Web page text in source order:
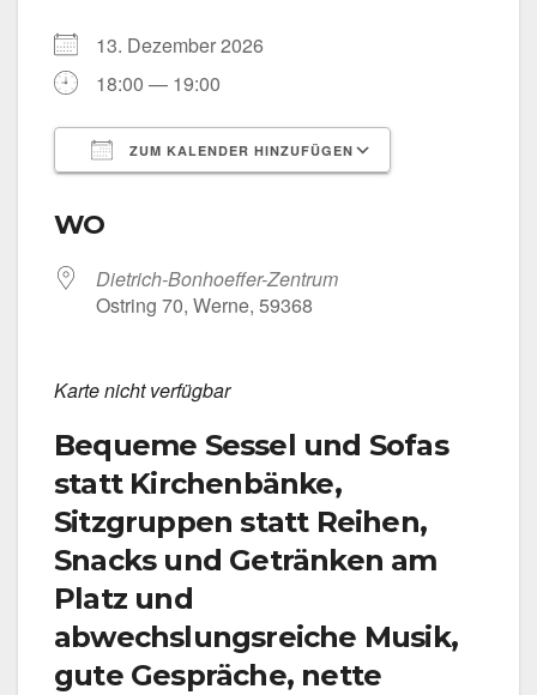
13. Dezem­ber 2026
18:00 — 19:00
ZUM KALENDER HINZUFÜGEN
WO
Dietrich-Bonhoeffer-Zentrum
Ost­ring 70, Wer­ne, 59368
Kar­te nicht ver­füg­bar
Bequeme Sessel und Sofas
statt Kirchenbänke,
Sitzgruppen statt Reihen,
Snacks und Getränken am
Platz und
abwechslungsreiche Musik,
gute Gespräche, nette